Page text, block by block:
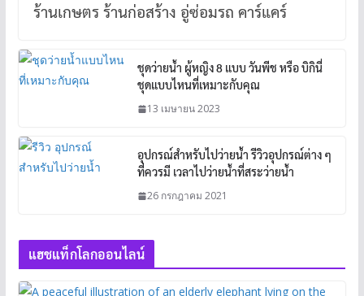
ร้านเกษตร ร้านก่อสร้าง อู่ซ่อมรถ คาร์แคร์
ชุดว่ายน้ำ ผู้หญิง 8 แบบ วันพีช หรือ บิกินี่
ชุดแบบไหนที่เหมาะกับคุณ
13 เมษายน 2023
อุปกรณ์สำหรับไปว่ายน้ำ รีวิวอุปกรณ์ต่าง ๆ
ที่ควรมี เวลาไปว่ายน้ำที่สระว่ายน้ำ
26 กรกฎาคม 2021
แฮชแท็กโลกออนไลน์